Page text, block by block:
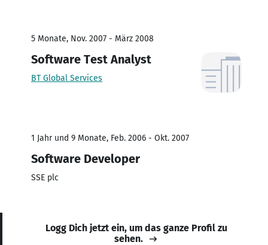
5 Monate, Nov. 2007 - März 2008
Software Test Analyst
BT Global Services
1 Jahr und 9 Monate, Feb. 2006 - Okt. 2007
Software Developer
SSE plc
Logg Dich jetzt ein, um das ganze Profil zu
sehen.